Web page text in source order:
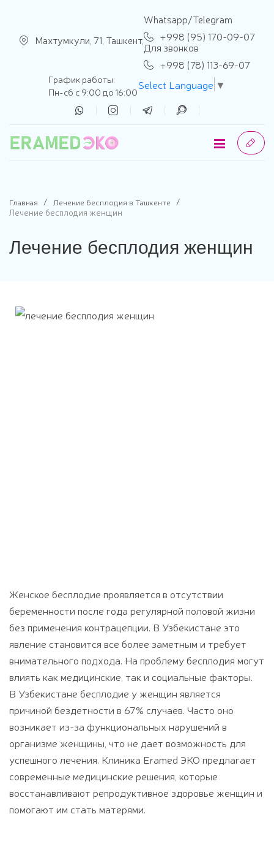
Махтумкули, 71, Ташкент,
Whatsapp/Telegram
+998 (95) 170-09-07
Для звонков
+998 (78) 113-69-07
График работы:
Пн-сб с 9:00 до 16:00
Select Language ▼
Главная Лечение бесплодия в Ташкенте
Лечение бесплодия женщин
Лечение бесплодия женщин
Женское бесплодие проявляется в отсутствии
беременности после года регулярной половой жизни
без применения контрацепции. В Узбекистане это
явление становится все более заметным и требует
внимательного подхода. На проблему бесплодия могут
влиять как медицинские, так и социальные факторы.
В Узбекистане бесплодие у женщин является
причиной бездетности в 67% случаев. Часто оно
возникает из-за функциональных нарушений в
организме женщины, что не дает возможность для
успешного лечения. Клиника Eramed ЭКО предлагает
современные медицинские решения, которые
восстанавливают репродуктивное здоровье женщин и
помогают им стать матерями.